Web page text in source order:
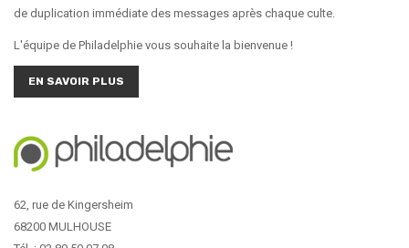
de duplication immédiate des messages après chaque culte.
L'équipe de Philadelphie vous souhaite la bienvenue !
EN SAVOIR PLUS
62, rue de Kingersheim
68200 MULHOUSE